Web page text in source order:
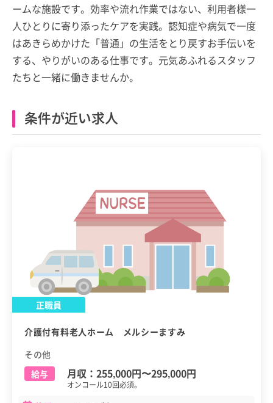
ームな施設です。効率や流れ作業ではない、利用者様一
人ひとりに寄り添ったケアを実践。認知症や病気で一度
はあきらめかけた「普通」の生活をとり戻すお手伝いを
する、やりがいのある仕事です。元気あふれるスタッフ
たちと一緒に働きませんか。
条件が近い求人
正職員
介護付有料老人ホーム メルシーますみ
その他
給与
月収： 255,000円〜295,000円
オンコール10回必須。